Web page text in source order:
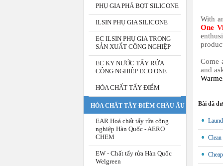
PHỤ GIA PHÁ BỌT SILICONE
ILSIN PHỤ GIA SILICONE
EC ILSIN PHỤ GIA TRONG
SẢN XUẤT CÔNG NGHIỆP
EC KY NƯỚC TẨY RỬA
CÔNG NGHIỆP ECO ONE
HÓA CHẤT TẨY ĐIỂM
HÓA CHẤT TẨY ĐIỂM CHÂU ÂU
EAR Hoá chất tẩy rửa công
nghiệp Hàn Quốc - AERO
CHEM
EW - Chất tẩy rửa Hàn Quốc
Welgreen
With
One
Come
and
Bài đã